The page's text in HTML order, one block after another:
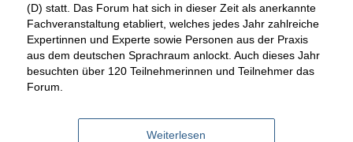
(D) statt. Das Forum hat sich in dieser Zeit als anerkannte
Fachveranstaltung etabliert, welches jedes Jahr zahlreiche
Expertinnen und Experte sowie Personen aus der Praxis
aus dem deutschen Sprachraum anlockt. Auch dieses Jahr
besuchten über 120 Teilnehmerinnen und Teilnehmer das
Forum.
Weiterlesen